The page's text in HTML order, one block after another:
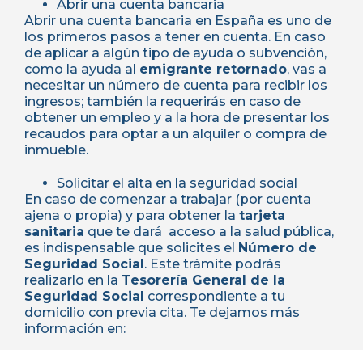
Abrir una cuenta bancaria
Abrir una cuenta bancaria en España es uno de
los primeros pasos a tener en cuenta. En caso
de aplicar a algún tipo de ayuda o subvención,
como la ayuda al emigrante retornado, vas a
necesitar un número de cuenta para recibir los
ingresos; también la requerirás en caso de
obtener un empleo y a la hora de presentar los
recaudos para optar a un alquiler o compra de
inmueble.
Solicitar el alta en la seguridad social
En caso de comenzar a trabajar (por cuenta
ajena o propia) y para obtener la tarjeta
sanitaria que te dará acceso a la salud pública,
es indispensable que solicites el Número de
Seguridad Social. Este trámite podrás
realizarlo en la Tesorería General de la
Seguridad Social correspondiente a tu
domicilio con previa cita. Te dejamos más
información en: